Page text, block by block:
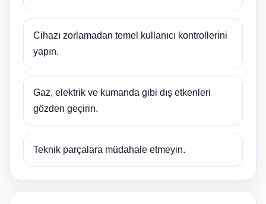
Cihazı zorlamadan temel kullanıcı kontrollerini
yapın.
Gaz, elektrik ve kumanda gibi dış etkenleri
gözden geçirin.
Teknik parçalara müdahale etmeyin.